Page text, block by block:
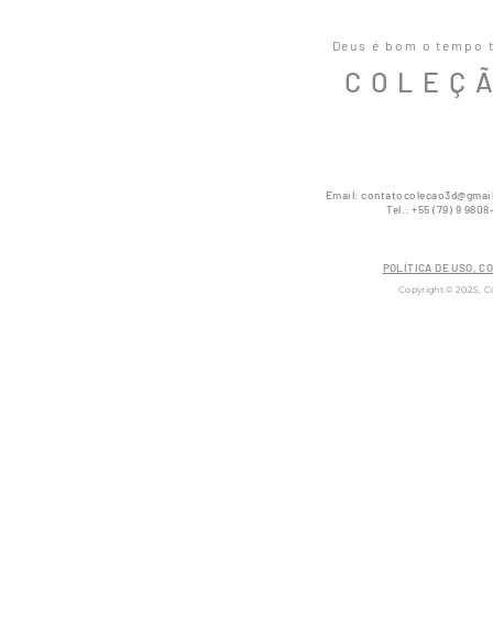
Deus é bom o
Email:
Tel.: +55 (79) 9
POLÍTICA DE USO,
Copyright © 2025,